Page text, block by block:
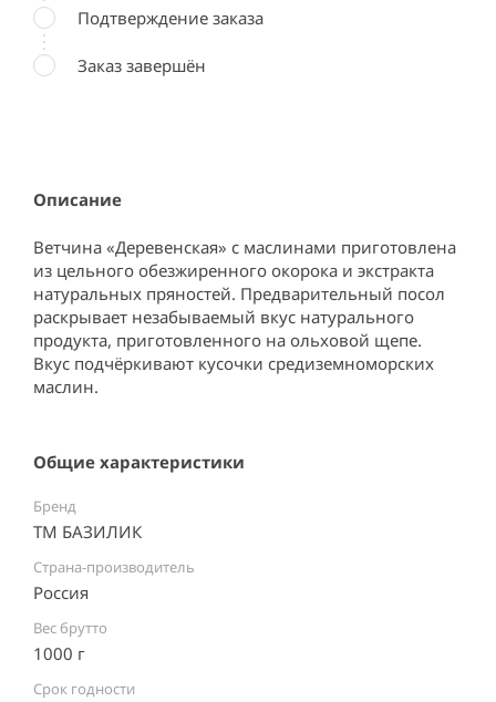
Описание
Ветчина «Деревенская» с маслинами приготовлена
из цельного обезжиренного окорока и экстракта
натуральных пряностей. Предварительный посол
раскрывает незабываемый вкус натурального
продукта, приготовленного на ольховой щепе.
Вкус подчёркивают кусочки средиземноморских
маслин.
Общие характеристики
Бренд
ТМ БАЗИЛИК
Страна-производитель
Россия ⠀
Вес брутто
1000 г
Срок годности
Подтверждение заказа
Заказ завершён